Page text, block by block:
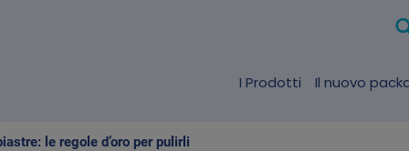
I Prodotti Il nuovo
le regole d’oro per pulirli